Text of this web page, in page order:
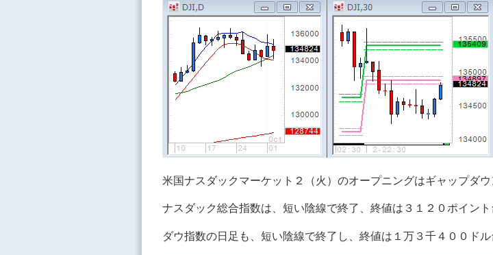
米国ナスダックマーケット２（火）のオープニングはギャップダウ
ナスダック総合指数は、短い陰線で終了、終値は３１２０ポイント
ダウ指数の日足も、短い陰線で終了し、終値は１万３千４００ドル